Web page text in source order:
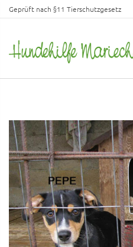
Geprüft nach §11 Tierschutzgesetz